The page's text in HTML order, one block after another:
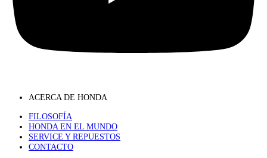
ACERCA DE HONDA
FILOSOFÍA
HONDA EN EL MUNDO
SERVICE Y REPUESTOS
CONTACTO